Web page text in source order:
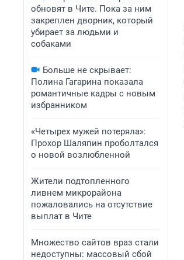
обновят в Чите. Пока за ним
закреплен дворник, который
убирает за людьми и
собаками
Больше не скрывает:
Полина Гагарина показала
романтичные кадры с новым
избранником
«Четырех мужей потеряла»:
Прохор Шаляпин проболтался
о новой возлюбленной
Жители подтопленного
ливнем микрорайона
пожаловались на отсутствие
выплат в Чите
Множество сайтов враз стали
недоступны: массовый сбой